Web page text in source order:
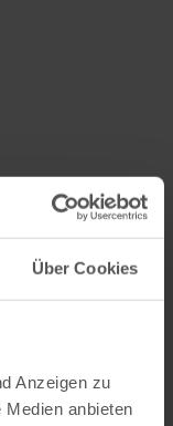
Über Cookies
Anzeigen zu
anbieten